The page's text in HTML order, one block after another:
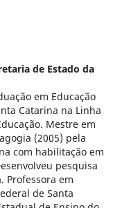
de Estado da
em Educação
Catarina na Linha
Mestre em
(2005) pela
com habilitação em
pesquisa
Professora em
de Santa